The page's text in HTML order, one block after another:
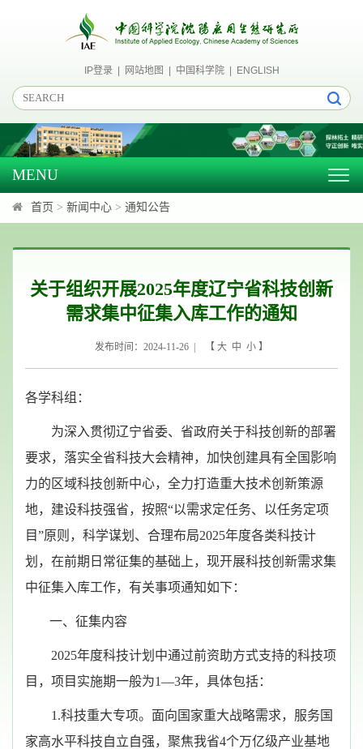
IP登录| 网站地图 中国科学院| ENGLISH
MENU
首页 > 新闻中心 > 通知公告
关于组织开展2025年度辽宁省科技创新
需求集中征集入库工作的通知
发布时间：2024-11-26 | 【 大 中 小 】
各学科组：
为深入贯彻辽宁省委、省政府关于科技创新的部署
要求，落实全省科技大会精神，加快创建具有全国影响
力的区域科技创新中心，全力打造重大技术创新策源
地，建设科技强省，按照“以需求定任务、以任务定项
目”原则，科学谋划、合理布局2025年度各类科技计
划，在前期日常征集的基础上，现开展科技创新需求集
中征集入库工作，有关事项通知如下：
一、征集内容
2025年度科技计划中通过前资助方式支持的科技项
目，项目实施期一般为1—3年，具体包括：
1.科技重大专项。面向国家重大战略需求，服务国
家高水平科技自立自强，聚焦我省4个万亿级产业基地